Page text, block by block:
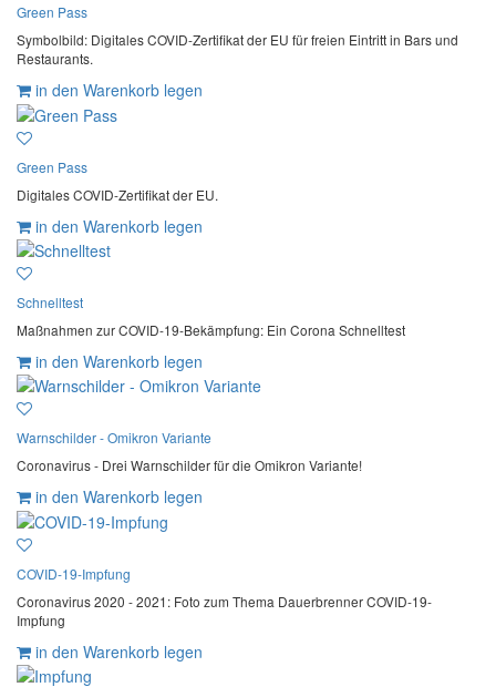
Green Pass
Symbolbild: Digitales COVID-Zertifikat der EU für freien Eintritt in Bars und
Restaurants.
in den Warenkorb legen
Green Pass
Digitales COVID-Zertifikat der EU.
in den Warenkorb legen
Schnelltest
Maßnahmen zur COVID-19-Bekämpfung: Ein Corona Schnelltest
in den Warenkorb legen
Warnschilder - Omikron Variante
Coronavirus - Drei Warnschilder für die Omikron Variante!
in den Warenkorb legen
COVID-19-Impfung
Coronavirus 2020 - 2021: Foto zum Thema Dauerbrenner COVID-19-
Impfung
in den Warenkorb legen